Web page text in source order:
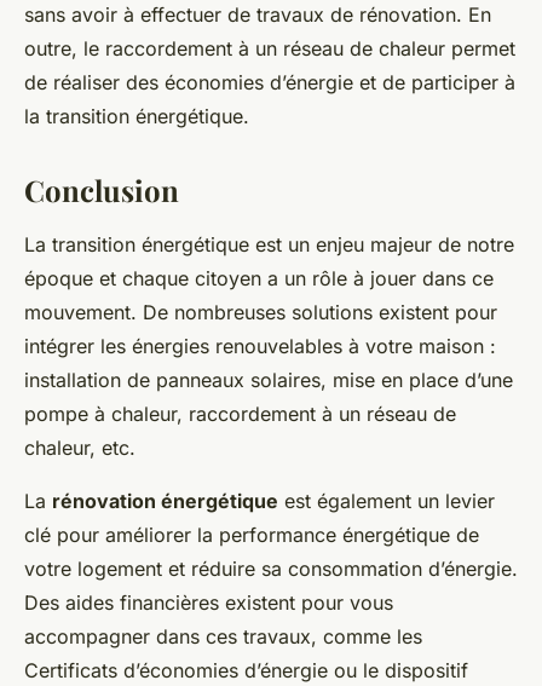
sans avoir à effectuer de travaux de rénovation. En
outre, le raccordement à un réseau de chaleur permet
de réaliser des économies d’énergie et de participer à
la transition énergétique.
Conclusion
La transition énergétique est un enjeu majeur de notre
époque et chaque citoyen a un rôle à jouer dans ce
mouvement. De nombreuses solutions existent pour
intégrer les énergies renouvelables à votre maison :
installation de panneaux solaires, mise en place d’une
pompe à chaleur, raccordement à un réseau de
chaleur, etc.
La rénovation énergétique est également un levier
clé pour améliorer la performance énergétique de
votre logement et réduire sa consommation d’énergie.
Des aides financières existent pour vous
accompagner dans ces travaux, comme les
Certificats d’économies d’énergie ou le dispositif